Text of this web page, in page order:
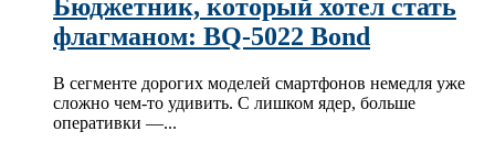
Бюджетник, который хотел стать
флагманом: BQ-5022 Bond
В сегменте дорогих моделей смартфонов немедля уже
сложно чем-то удивить. С лишком ядер, больше
оперативки —...